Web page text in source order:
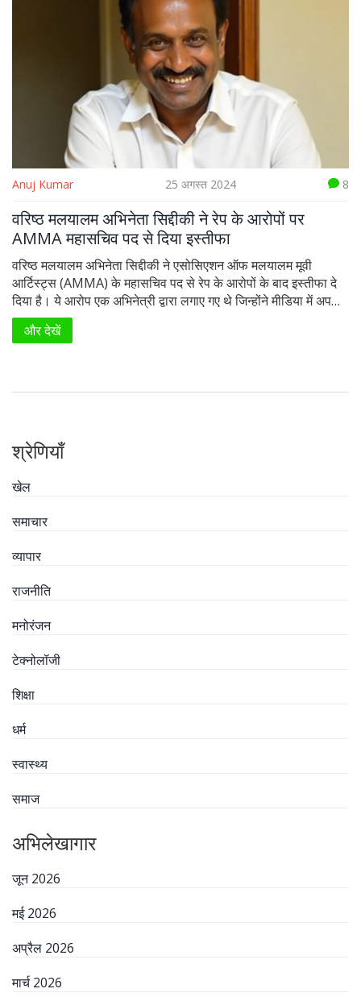
Anuj Kumar 25 अगस्त 2024 8
वरिष्ठ मलयालम अभिनेता सिद्दीकी ने रेप के आरोपों पर
AMMA महासचिव पद से दिया इस्तीफा
वरिष्ठ मलयालम अभिनेता सिद्दीकी ने एसोसिएशन ऑफ मलयालम मूवी
आर्टिस्ट्स (AMMA) के महासचिव पद से रेप के आरोपों के बाद इस्तीफा दे
दिया है। ये आरोप एक अभिनेत्री द्वारा लगाए गए थे जिन्होंने मीडिया में अपनी
पीड़ा साझा की। सिद्दीकी का इस्तीफा AMMA के अध्यक्ष मोहनलाल को
सौंपा गया है।
और देखें
श्रेणियाँ
खेल
समाचार
व्यापार
राजनीति
मनोरंजन
टेक्नोलॉजी
शिक्षा
धर्म
स्वास्थ्य
समाज
अभिलेखागार
जून 2026
मई 2026
अप्रैल 2026
मार्च 2026